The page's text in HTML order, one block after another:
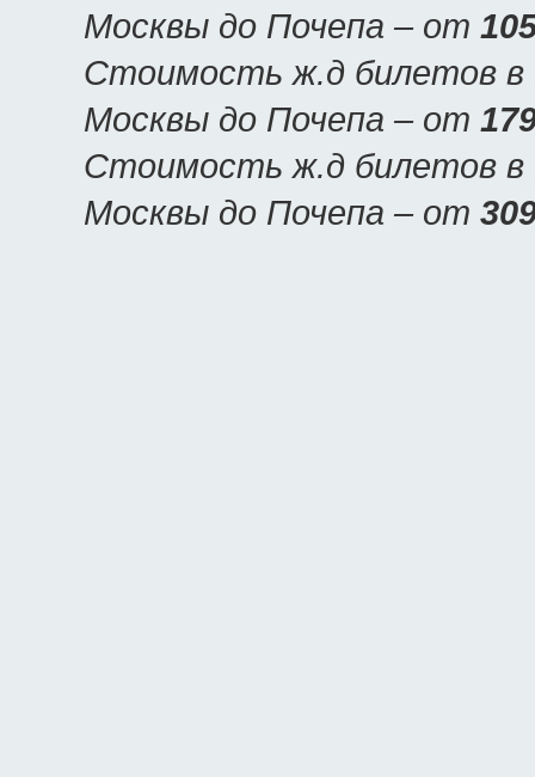
Москвы до Почепа – от
Стоимость ж.д билетов в
Москвы до Почепа – от
Стоимость ж.д билетов в
Москвы до Почепа – от